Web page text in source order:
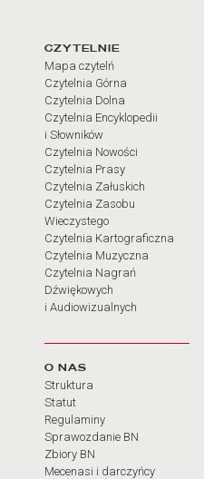
Linki do
CZYTELNIE
Mapa czytelń
Czytelnia Górna
Czytelnia Dolna
Czytelnia Encyklopedii
i Słowników
Czytelnia Nowości
Czytelnia Prasy
Czytelnia Załuskich
Czytelnia Zasobu
Wieczystego
Czytelnia Kartograficzna
Czytelnia Muzyczna
Czytelnia Nagrań
Dźwiękowych
i Audiowizualnych
O NAS
Struktura
Statut
Regulaminy
Sprawozdanie BN
Zbiory BN
Mecenasi i darczyńcy